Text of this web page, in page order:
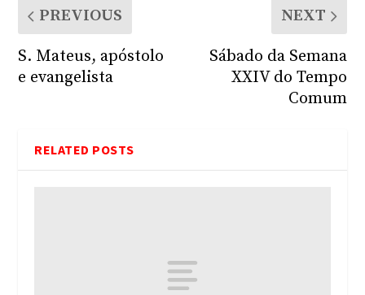
PREVIOUS
S. Mateus, apóstolo
e evangelista
NEXT
Sábado da Semana
XXIV do Tempo
Comum
RELATED POSTS